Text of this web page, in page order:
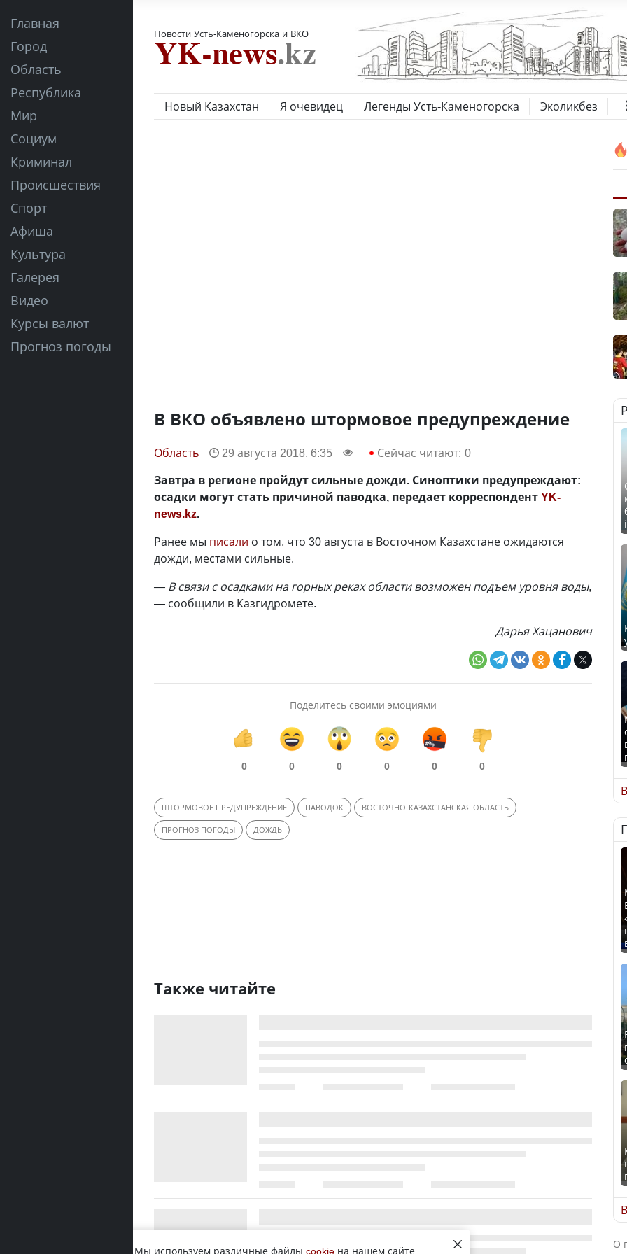
Главная
Город
Область
Республика
Мир
Социум
Криминал
Происшествия
Спорт
Афиша
Культура
Галерея
Видео
Курсы валют
Прогноз погоды
Новости Усть-Каменогорска и ВКО
Новый Казахстан Я очевидец Легенды Усть-Каменогорска Эколикбез
В ВКО объявлено штормовое предупреждение
Область 29 августа 2018, 6:35 Сейчас читают: 0
Завтра в регионе пройдут сильные дожди. Синоптики предупреждают:
осадки могут стать причиной паводка, передает корреспондентYK-
news.kz.
Ранее мы писали о том, что 30 августа в Восточном Казахстане ожидаются
дожди, местами сильные.
— В связи с осадками на горных реках области возможен подъем уровня воды,
— сообщили в Казгидромете.
Дарья Хацанович
Поделитесь своими эмоциями
0 0 0 0 0 0
ШТОРМОВОЕ ПРЕДУПРЕЖДЕНИЕ ПАВОДОК ВОСТОЧНО-КАЗАХСТАНСКАЯ ОБЛАСТЬ
ПРОГНОЗ ПОГОДЫ ДОЖДЬ
Также читайте
О
Мы используем различные файлы cookie на нашем сайте,